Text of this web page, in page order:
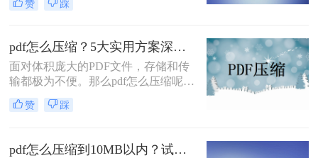
仅传输耗时，还可能直接导致发送失
大怎么变小呢？在本文中，我们将向
压缩PDF文件并减小文件大小。
赞 踩
pdf怎么压缩？5大实用方案深度解析！
面对体积庞大的PDF文件，存储和传
输都极为不便。那么pdf怎么压缩呢？
本文将详解5种主流压缩方案，从原
理到实操，助您轻松掌握PDF瘦身技
赞 踩
pdf怎么压缩到10MB以内？试试这4个压缩方法！